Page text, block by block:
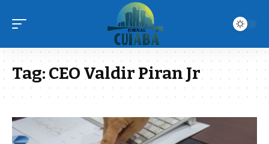
Tag:CEO Valdir Piran Jr